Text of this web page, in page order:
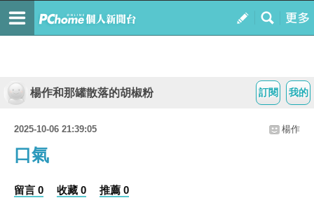
我的
訂閱
楊作和那罐散落的胡椒粉
2025-10-06 21:39:05 楊作
口氣
留言 0 收藏 0 推薦 0